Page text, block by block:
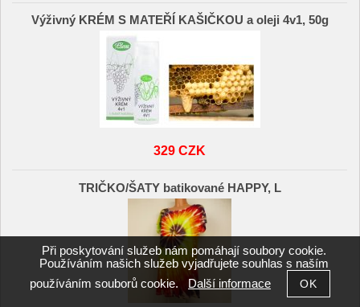
Výživný KRÉM S MATEŘÍ KAŠIČKOU a oleji 4v1, 50g
329 CZK
TRIČKO/ŠATY batikované HAPPY, L
Při poskytování služeb nám pomáhají soubory cookie.
Používáním našich služeb vyjadřujete souhlas s naším
používáním souborů cookie. Další informace